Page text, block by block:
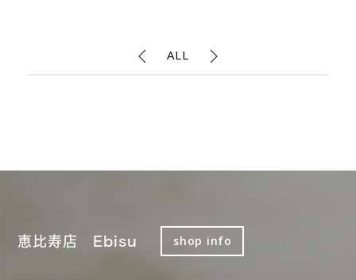
ALL
恵比寿店 Ebisu shop info